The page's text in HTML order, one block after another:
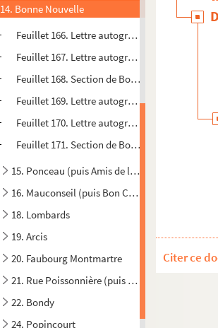
14. Bonne Nouvelle
Feuillet 166. Lettre autographe signée de
Feuillet 167. Lettre autographe signée de
Feuillet 168. Section de Bonne Nouvelle,
Feuillet 169. Lettre autographe signée de
Feuillet 170. Lettre autographe signée de
Feuillet 171. Section de Bonne Nouvelle,
15. Ponceau (puis Amis de la Patrie)
16. Mauconseil (puis Bon Conseil)
18. Lombards
19. Arcis
20. Faubourg Montmartre
21. Rue Poissonnière (puis Faubourg
22. Bondy
24. Popincourt
Citer ce